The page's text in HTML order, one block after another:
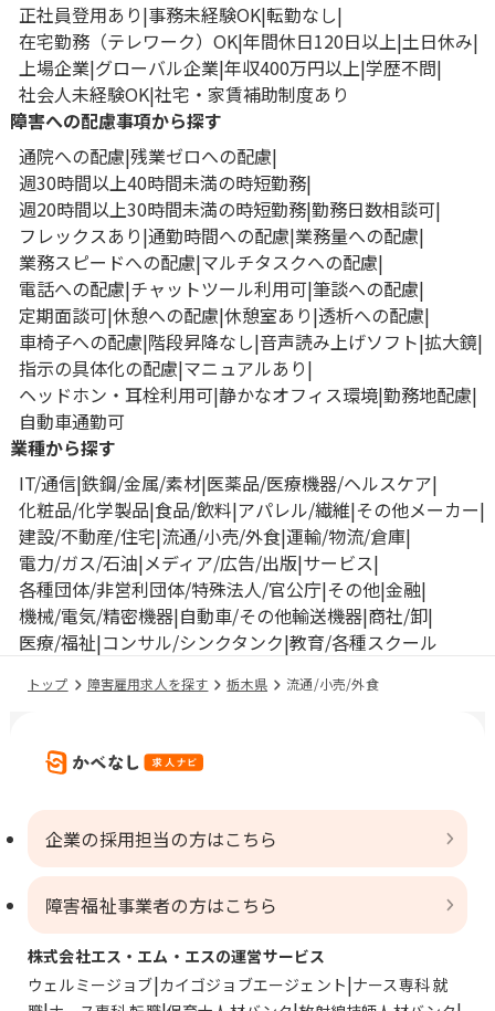
正社員登用あり 事務未経験OK 転勤なし
在宅勤務（テレワーク）OK 年間休日120日以上 土日休み
上場企業 グローバル企業 年収400万円以上 学歴不問
社会人未経験OK 社宅・家賃補助制度あり
障害への配慮事項から探す
通院への配慮 残業ゼロへの配慮
週30時間以上40時間未満の時短勤務
週20時間以上30時間未満の時短勤務 勤務日数相談可
フレックスあり 通勤時間への配慮 業務量への配慮
業務スピードへの配慮 マルチタスクへの配慮
電話への配慮 チャットツール利用可 筆談への配慮
定期面談可 休憩への配慮 休憩室あり 透析への配慮
車椅子への配慮 階段昇降なし 音声読み上げソフト 拡大鏡
指示の具体化の配慮 マニュアルあり
ヘッドホン・耳栓利用可 静かなオフィス環境 勤務地配慮
自動車通勤可
業種から探す
IT/通信 鉄鋼/金属/素材 医薬品/医療機器/ヘルスケア
化粧品/化学製品 食品/飲料 アパレル/繊維 その他メーカー
建設/不動産/住宅 流通/小売/外食 運輸/物流/倉庫
電力/ガス/石油 メディア/広告/出版 サービス
各種団体/非営利団体/特殊法人/官公庁 その他 金融
機械/電気/精密機器 自動車/その他輸送機器 商社/卸
医療/福祉 コンサル/シンクタンク 教育/各種スクール
トップ 障害雇用求人を探す 栃木県 流通/小売/外食
企業の採用担当の方はこちら
障害福祉事業者の方はこちら
株式会社エス・エム・エスの運営サービス
ウェルミージョブ カイゴジョブエージェント ナース専科 就